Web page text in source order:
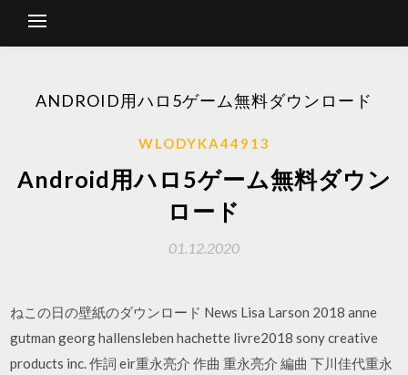
ANDROID用ハロ5ゲーム無料ダウンロード
WLODYKA44913
Android用ハロ5ゲーム無料ダウン
ロード
01.12.2020
ねこの日の壁紙のダウンロード News Lisa Larson 2018 anne
gutman georg hallensleben hachette livre2018 sony creative
products inc. 作詞 eir重永亮介 作曲 重永亮介 編曲 下川佳代重永